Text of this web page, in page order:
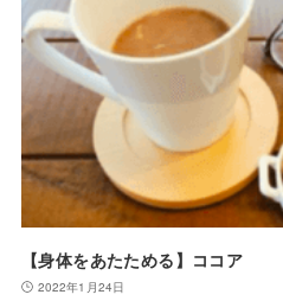
【身体をあたためる】ココア
2022年1月24日